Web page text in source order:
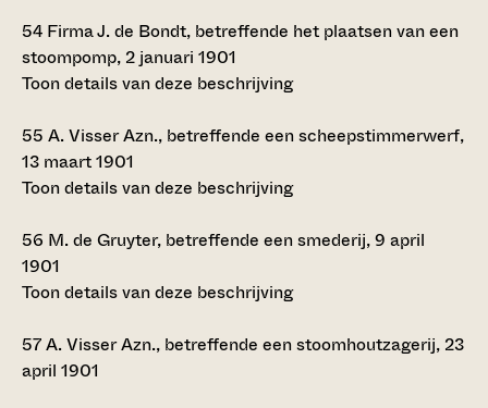
54 Firma J. de Bondt, betreffende het plaatsen van een
stoompomp, 2 januari 1901
Toon details van deze beschrijving
55 A. Visser Azn., betreffende een scheepstimmerwerf,
13 maart 1901
Toon details van deze beschrijving
56 M. de Gruyter, betreffende een smederij, 9 april
1901
Toon details van deze beschrijving
57A. Visser Azn., betreffende een stoomhoutzagerij, 23
april 1901